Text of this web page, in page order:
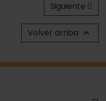
Siguiente
Volver arriba 